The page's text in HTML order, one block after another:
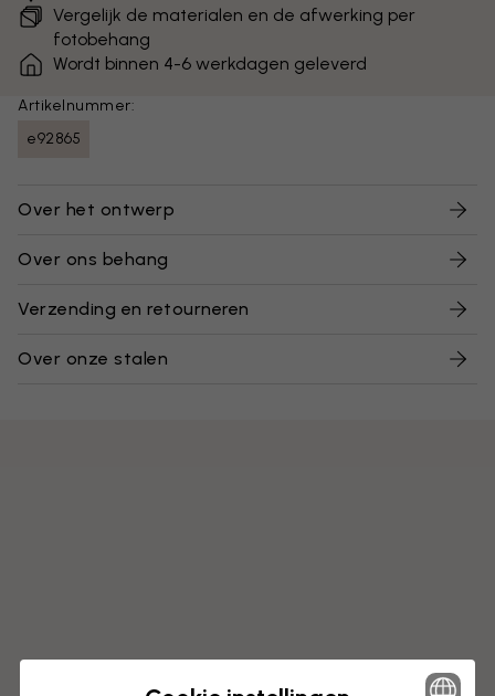
Vergelijk de materialen en de afwerking per
fotobehang
Wordt binnen 4-6 werkdagen geleverd
Artikelnummer:
e92865
Over het ontwerp
Over ons behang
Verzending en retourneren
Over onze stalen